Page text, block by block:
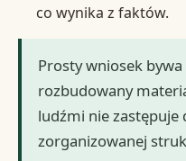
co wynika z faktów.
Prosty wniosek
rozbudowany
ludźmi nie
zorganizowanej